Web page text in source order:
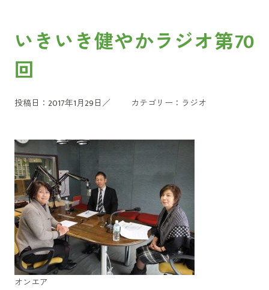
いきいき健やかラジオ第70
回
投稿日：2017年1月29日／ カテゴリー： ラジオ
オンエア